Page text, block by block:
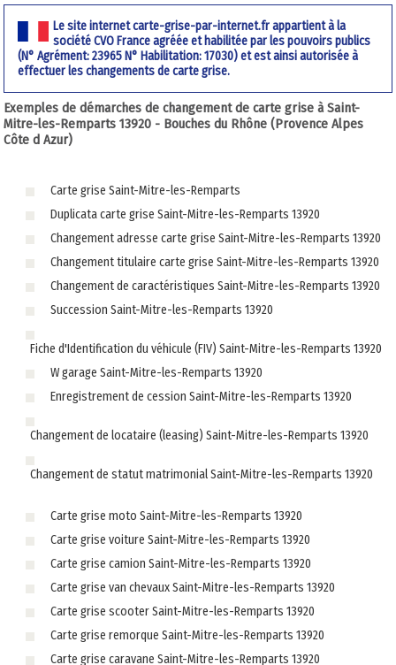
Le site internet carte-grise-par-internet.fr appartient à la
société CVO France agréée et habilitée par les pouvoirs publics
(N° Agrément: 23965 N° Habilitation: 17030) et est ainsi autorisée à
effectuer les changements de carte grise.
Exemples de démarches de changement de carte grise à Saint-
Mitre-les-Remparts 13920 - Bouches du Rhône (Provence Alpes
Côte d Azur)
Carte grise Saint-Mitre-les-Remparts
Duplicata carte grise Saint-Mitre-les-Remparts 13920
Changement adresse carte grise Saint-Mitre-les-Remparts 13920
Changement titulaire carte grise Saint-Mitre-les-Remparts 13920
Changement de caractéristiques Saint-Mitre-les-Remparts 13920
Succession Saint-Mitre-les-Remparts 13920
Fiche d'Identification du véhicule (FIV) Saint-Mitre-les-Remparts 13920
W garage Saint-Mitre-les-Remparts 13920
Enregistrement de cession Saint-Mitre-les-Remparts 13920
Changement de locataire (leasing) Saint-Mitre-les-Remparts 13920
Changement de statut matrimonial Saint-Mitre-les-Remparts 13920
Carte grise moto Saint-Mitre-les-Remparts 13920
Carte grise voiture Saint-Mitre-les-Remparts 13920
Carte grise camion Saint-Mitre-les-Remparts 13920
Carte grise van chevaux Saint-Mitre-les-Remparts 13920
Carte grise scooter Saint-Mitre-les-Remparts 13920
Carte grise remorque Saint-Mitre-les-Remparts 13920
Carte grise caravane Saint-Mitre-les-Remparts 13920